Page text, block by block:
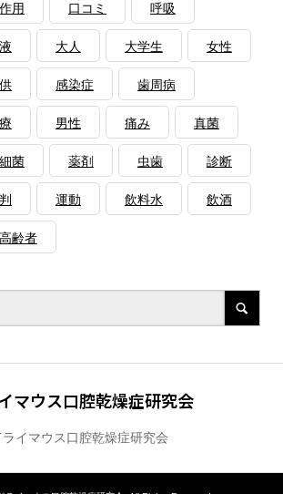
用 口コミ 呼吸
大人 大学生 女性
感染症 歯周病
男性 痛み 真菌
細菌 薬剤 虫歯 診断
運動 飲料水 飲酒
高齢者
マウス口腔乾燥症研究会
ライマウス口腔乾燥症研究会